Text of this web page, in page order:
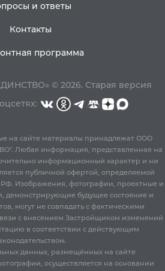
и ответы
Контакты
программа
© 2026. Старая версия
на сайте материалы принадлежат ООО
Любая информация, представленная на
информационный характер и ни
публичной офертой, определяемой
Изображения, фотографии, проектные и
демонстрирующие будущее состояние и
могут не совпадать с фактическими
с внесением Застройщиком изменений
в соответствии с действующим
данных, размещённых на сайте
осуществляется на основании